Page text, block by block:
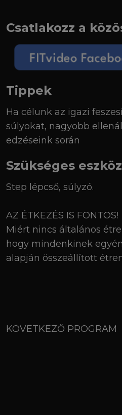
Csatlakozz a
Tippek
Ha célunk az igazi
súlyokat, nagyobb
edzéseink során
Szükséges
Step lépcső, súlyzó.
AZ ÉTKEZÉS IS FONTOS!
Miért nincs általános
hogy mindenkinek
alapján összeállított
KÖVETKEZŐ PROGRAM